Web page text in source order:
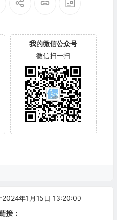
我的微信公众号
微信扫一扫
2024年1月15日 13:20:00
接：